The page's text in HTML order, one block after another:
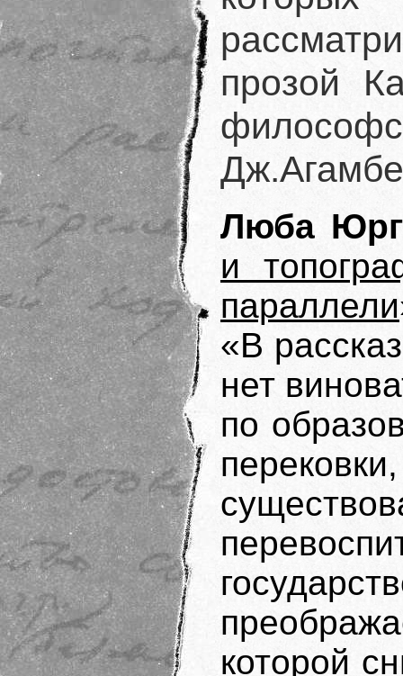
прозой
Люба
и
параллели
«В
нет
по
которой